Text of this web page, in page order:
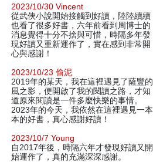
2023/10/30 Vincent
從武俠小說開始接觸到好讀，陸陸續續
也看了很多好書，六年前看到周博士的
消息覺得十分不捨與可惜，時隔多年發
現好讀又重新運作了，實在感到非常開
心與感謝！
2023/10/23 偷泥
2019年的某天，我在這裡遇見了薩豐的
風之影，便開啟了我的閱讀之路，才知
道原來閱讀是一件多麼快樂的事情。
2023年的今天，我依然在這裡遇見一本
本的好書，真心感謝好讀！
2023/10/7 Young
自2017年後，時隔六年才發現好讀又開
始運作了，真的充滿深深感謝。